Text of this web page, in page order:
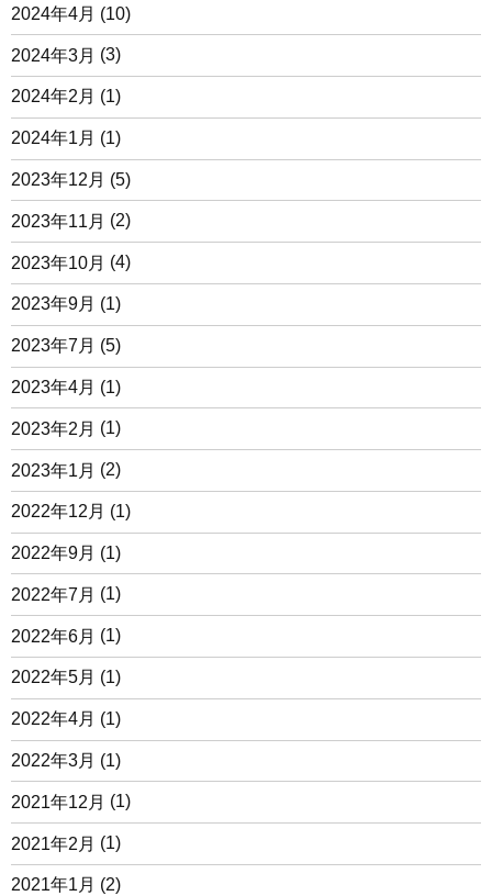
2024年4月 (10)
2024年3月 (3)
2024年2月 (1)
2024年1月 (1)
2023年12月 (5)
2023年11月 (2)
2023年10月 (4)
2023年9月 (1)
2023年7月 (5)
2023年4月 (1)
2023年2月 (1)
2023年1月 (2)
2022年12月 (1)
2022年9月 (1)
2022年7月 (1)
2022年6月 (1)
2022年5月 (1)
2022年4月 (1)
2022年3月 (1)
2021年12月 (1)
2021年2月 (1)
2021年1月 (2)